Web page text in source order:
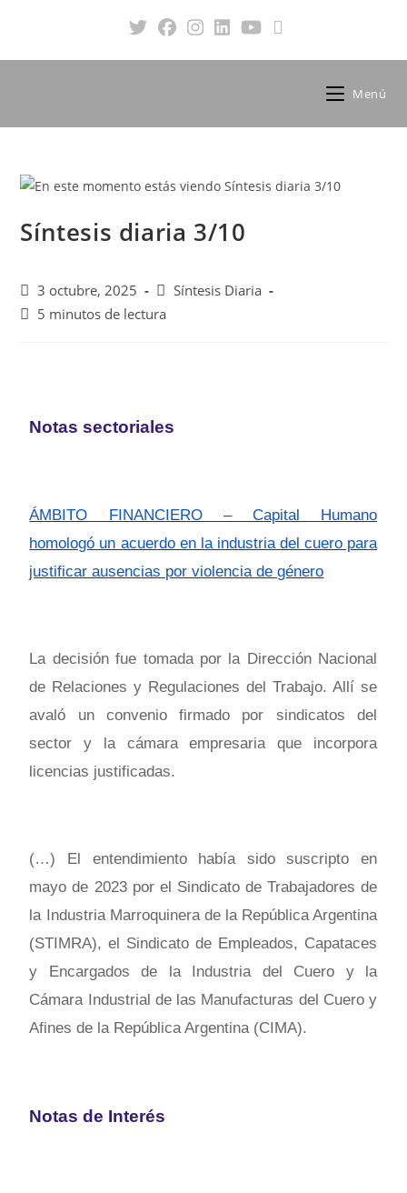
Menú
Síntesis diaria 3/10
3 octubre, 2025
Síntesis Diaria
5 minutos de lectura
Notas sectoriales
ÁMBITO FINANCIERO – Capital Humano
homologó un acuerdo en la industria del cuero para
justificar ausencias por violencia de género
La decisión fue tomada por la Dirección Nacional
de Relaciones y Regulaciones del Trabajo. Allí se
avaló un convenio firmado por sindicatos del
sector y la cámara empresaria que incorpora
licencias justificadas.
(…) El entendimiento había sido suscripto en
mayo de 2023 por el Sindicato de Trabajadores de
la Industria Marroquinera de la República Argentina
(STIMRA), el Sindicato de Empleados, Capataces
y Encargados de la Industria del Cuero y la
Cámara Industrial de las Manufacturas del Cuero y
Afines de la República Argentina (CIMA).
Notas de Interés